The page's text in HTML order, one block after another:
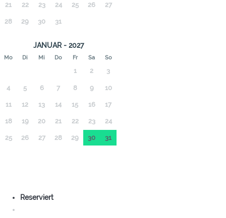
21 22 23 24 25 26 27
28 29 30 31
JANUAR - 2027
Mo Di Mi Do Fr Sa So
1 2 3
4 5 6 7 8 9 10
11 12 13 14 15 16 17
18 19 20 21 22 23 24
25 26 27 28 29 30 31
Reserviert